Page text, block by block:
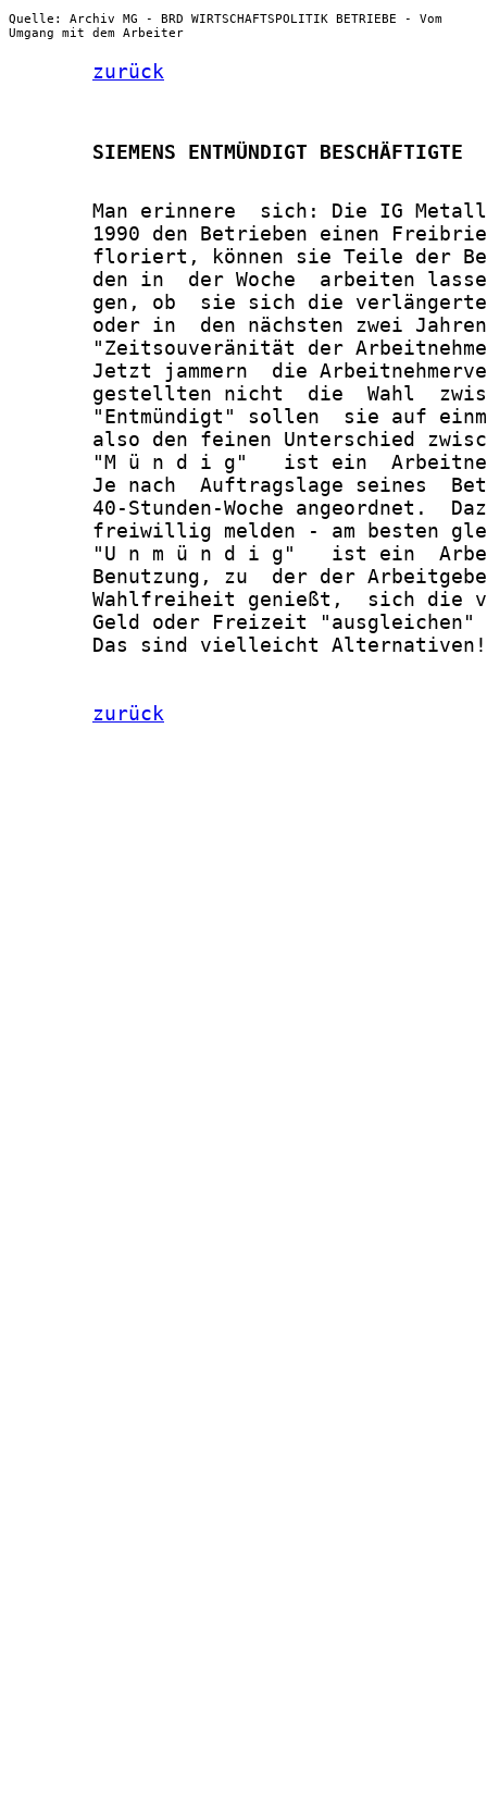
Quelle: Archiv MG - BRD WIRTSCHAFTSPOLITIK BETRIEBE - Vom
Umgang mit dem Arbeiter
zurück
       SIEMENS ENTMÜNDIGT BESCHÄFTIGTE
Man erinnere  sich: Die IG
1990 den Betrieben einen
floriert, können sie Teile der
den in  der Woche  arbeiten
gen, ob  sie sich die
oder in  den nächsten zwei
"Zeitsouveränität der
Jetzt jammern  die
gestellten nicht  die  Wahl
"Entmündigt" sollen  sie auf
also den feinen Unterschied
"M ü n d i g"   ist ein
Je nach  Auftragslage seines
40-Stunden-Woche angeordnet.
freiwillig melden - am besten
"U n m ü n d i g"   ist ein
Benutzung, zu  der der
Wahlfreiheit genießt,  sich die
Geld oder Freizeit "ausgleichen"
       Das sind vielleicht Alternativen!
zurück